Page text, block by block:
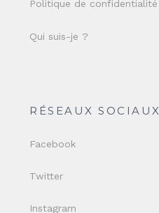
Politique de confidentialité
Qui suis-je ?
RÉSEAUX SOCIAUX
Facebook
Twitter
Instagram